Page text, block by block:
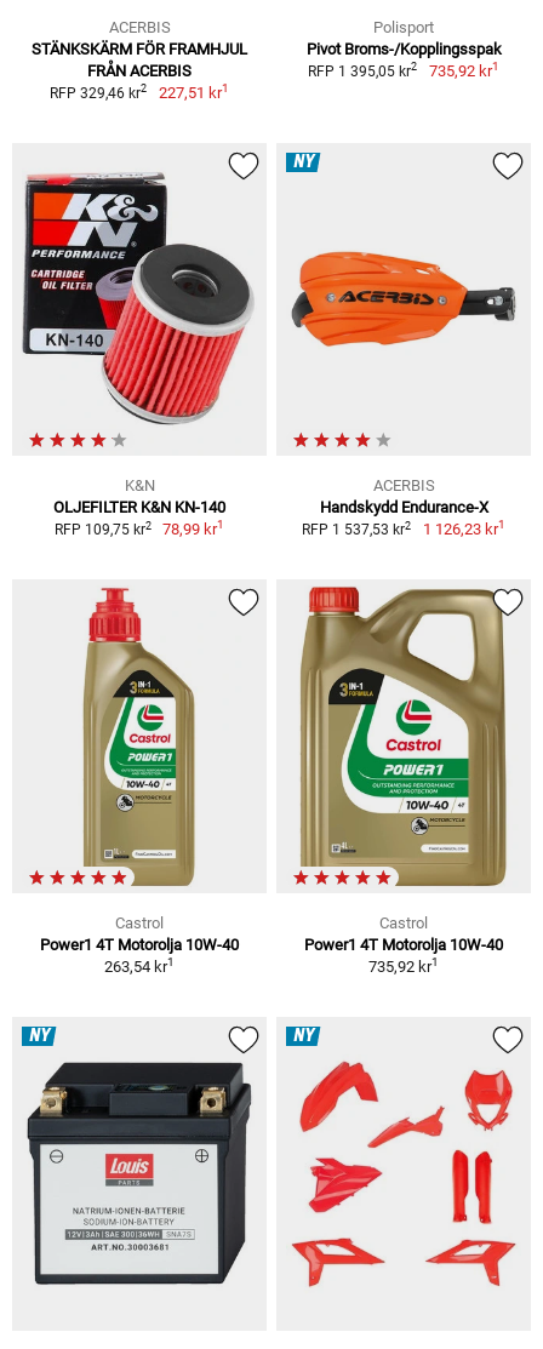
ACERBIS
STÄNKSKÄRM FÖR FRAMHJUL
FRÅN ACERBIS
RFP 329,46 kr2 227,51 kr1
Polisport
Pivot Broms-/Kopplingsspak
RFP 1 395,05 kr2 735,92 kr1
K&N
OLJEFILTER K&N KN-140
RFP 109,75 kr2 78,99 kr1
NY
ACERBIS
Handskydd Endurance-X
RFP 1 537,53 kr2 1 126,23 kr1
Castrol
Power1 4T Motorolja 10W-40
263,54 kr1
Castrol
Power1 4T Motorolja 10W-40
735,92 kr1
NY NY